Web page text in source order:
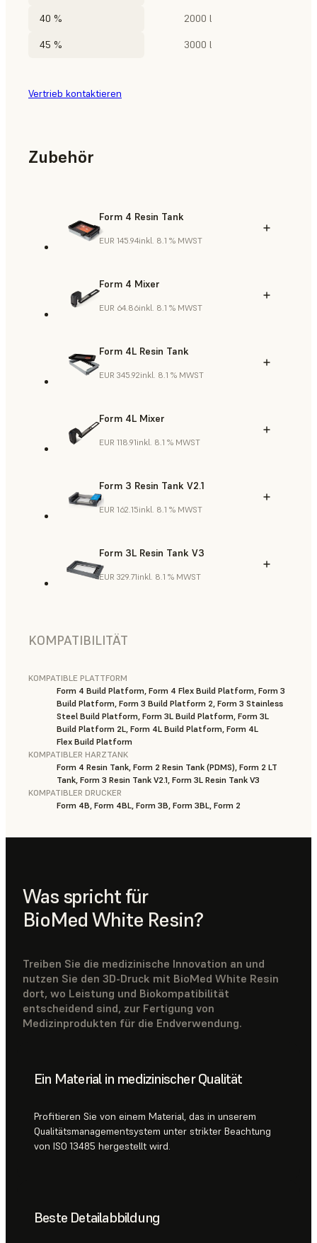
40 % 2000 l
45 % 3000 l
Vertrieb kontaktieren
Zubehör
Form 4 Resin Tank
EUR 145.94inkl. 8.1 % MWST
Form 4 Mixer
EUR 64.86inkl. 8.1 % MWST
Form 4L Resin Tank
EUR 345.92inkl. 8.1 % MWST
Form 4L Mixer
EUR 118.91inkl. 8.1 % MWST
Form 3 Resin Tank V2.1
EUR 162.15inkl. 8.1 % MWST
Form 3L Resin Tank V3
EUR 329.71inkl. 8.1 % MWST
KOMPATIBILITÄT
KOMPATIBLE PLATTFORM
Form 4 Build Platform, Form 4 Flex Build Platform, Form 3
Build Platform, Form 3 Build Platform 2, Form 3 Stainless
Steel Build Platform, Form 3L Build Platform, Form 3L
Build Platform 2L, Form 4L Build Platform, Form 4L
Flex Build Platform
KOMPATIBLER HARZTANK
Form 4 Resin Tank, Form 2 Resin Tank (PDMS), Form 2 LT
Tank, Form 3 Resin Tank V2.1, Form 3L Resin Tank V3
KOMPATIBLER DRUCKER
Form 4B, Form 4BL, Form 3B, Form 3BL, Form 2
Was spricht für
BioMed White Resin?
Treiben Sie die medizinische Innovation an und
nutzen Sie den 3D-Druck mit BioMed White Resin
dort, wo Leistung und Biokompatibilität
entscheidend sind, zur Fertigung von
Medizinprodukten für die Endverwendung.
Ein Material in medizinischer Qualität
Profitieren Sie von einem Material, das in unserem
Qualitätsmanagementsystem unter strikter Beachtung
von ISO 13485 hergestellt wird.
Beste Detailabbildung